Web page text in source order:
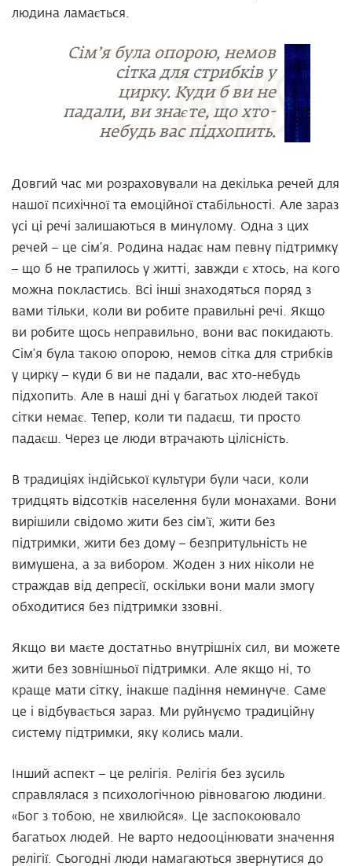
людина ламається.
Сім’я була опорою, немов
сітка для стрибків у
цирку. Куди б ви не
падали, ви знаєте, що хто-
небудь вас підхопить.
Довгий час ми розраховували на декілька речей для
нашої психічної та емоційної стабільності. Але зараз
усі ці речі залишаються в минулому. Одна з цих
речей – це сім’я. Родина надає нам певну підтримку
– що б не трапилось у житті, завжди є хтось, на кого
можна покластись. Всі інші знаходяться поряд з
вами тільки, коли ви робите правильні речі. Якщо
ви робите щось неправильно, вони вас покидають.
Сім’я була такою опорою, немов сітка для стрибків
у цирку – куди б ви не падали, вас хто-небудь
підхопить. Але в наші дні у багатьох людей такої
сітки немає. Тепер, коли ти падаєш, ти просто
падаєш. Через це люди втрачають цілісність.
В традиціях індійської культури були часи, коли
тридцять відсотків населення були монахами. Вони
вирішили свідомо жити без сім’ї, жити без
підтримки, жити без дому – безпритульність не
вимушена, а за вибором. Жоден з них ніколи не
страждав від депресії, оскільки вони мали змогу
обходитися без підтримки ззовні.
Якщо ви маєте достатньо внутрішніх сил, ви можете
жити без зовнішньої підтримки. Але якщо ні, то
краще мати сітку, інакше падіння неминуче. Саме
це і відбувається зараз. Ми руйнуємо традиційну
систему підтримки, яку колись мали.
Інший аспект – це релігія. Релігія без зусиль
справлялася з психологічною рівновагою людини.
«Бог з тобою, не хвилюйся». Це заспокоювало
багатьох людей. Не варто недооцінювати значення
релігії. Сьогодні люди намагаються звернутися до